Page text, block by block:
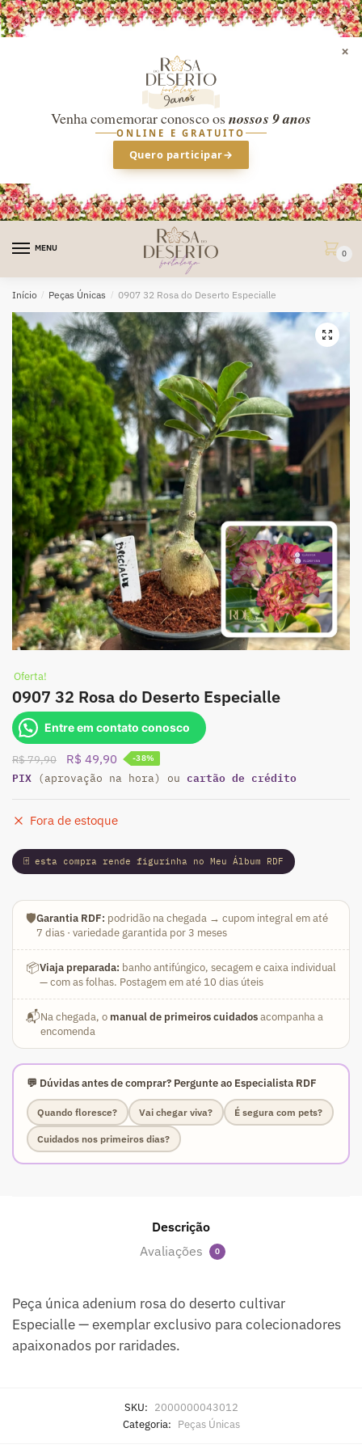
×
Venha comemorar conosco osnossos 9 anos
ONLINE E GRATUITO
Quero participar→
MENU
0
Início / Peças Únicas / 0907 32 Rosa do Deserto Especialle
🔍
Oferta!
0907 32 Rosa do Deserto Especialle
Entre em contato conosco
R$79,90
O
preço
R$ 79,90.
R$ 49,90 O
preço
-38%
PIX (aprovação na hora) ou cartão de crédito
Fora de estoque
🃏 esta compra rende figurinha no Meu Álbum RDF
🛡️Garantia RDF: podridão na chegada → cupom integral em até
7 dias · variedade garantida por 3 meses
📦Viaja preparada: banho antifúngico, secagem e caixa individual
— com as folhas. Postagem em até 10 dias úteis
📬Na chegada, o manual de primeiros cuidadosacompanha a
encomenda
💬 Dúvidas antes de comprar? Pergunte ao Especialista RDF
Quando floresce? Vai chegar viva? É segura com pets?
Cuidados nos primeiros dias?
Descrição
Avaliações
0
Peça única adenium rosa do deserto cultivar
Especialle — exemplar exclusivo para colecionadores
apaixonados por raridades.
SKU: 2000000043012
Categoria: Peças Únicas